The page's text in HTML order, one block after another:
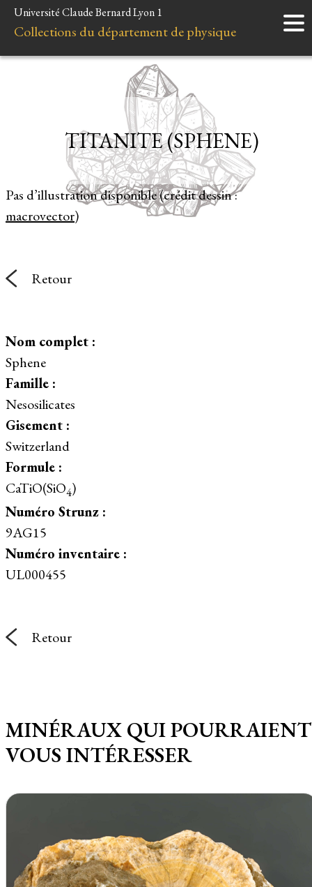
Accueil
Instruments
Liens et ressources
Université Claude Bernard Lyon 1
Collections du département de physique
Pas d’illustration disponible (crédit dessin :
macrovector)
TITANITE (SPHENE)
Retour
Nom complet :
Sphene
Famille :
Nesosilicates
Gisement :
Switzerland
Formule :
CaTiO(SiO4)
Numéro Strunz :
9AG15
Numéro inventaire :
UL000455
Retour
MINÉRAUX QUI POURRAIENT
VOUS INTÉRESSER